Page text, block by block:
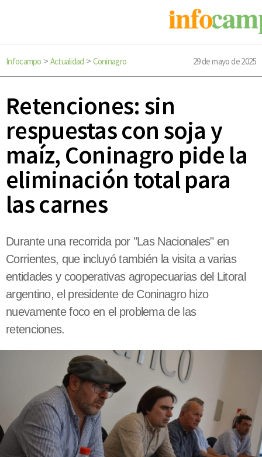
Infocampo > Actualidad > Coninagro 29 de mayo de 2025
Retenciones: sin
respuestas con soja y
maíz, Coninagro pide la
eliminación total para
las carnes
Durante una recorrida por "Las Nacionales" en
Corrientes, que incluyó también la visita a varias
entidades y cooperativas agropecuarias del Litoral
argentino, el presidente de Coninagro hizo
nuevamente foco en el problema de las
retenciones.